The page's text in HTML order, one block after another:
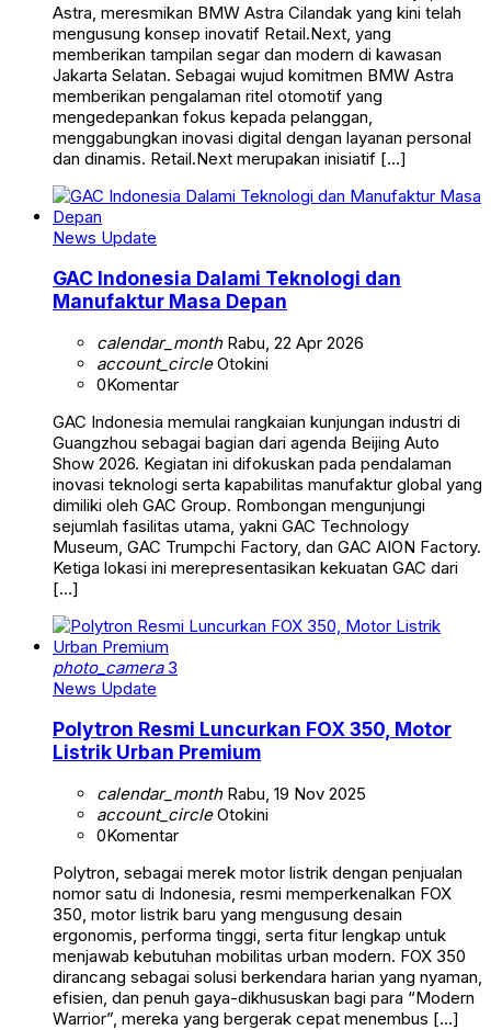
Astra, meresmikan BMW Astra Cilandak yang kini telah
mengusung konsep inovatif Retail.Next, yang
memberikan tampilan segar dan modern di kawasan
Jakarta Selatan. Sebagai wujud komitmen BMW Astra
memberikan pengalaman ritel otomotif yang
mengedepankan fokus kepada pelanggan,
menggabungkan inovasi digital dengan layanan personal
dan dinamis. Retail.Next merupakan inisiatif […]
News Update
GAC Indonesia Dalami Teknologi dan
Manufaktur Masa Depan
calendar_monthRabu, 22 Apr 2026
account_circleOtokini
0Komentar
GAC Indonesia memulai rangkaian kunjungan industri di
Guangzhou sebagai bagian dari agenda Beijing Auto
Show 2026. Kegiatan ini difokuskan pada pendalaman
inovasi teknologi serta kapabilitas manufaktur global yang
dimiliki oleh GAC Group. Rombongan mengunjungi
sejumlah fasilitas utama, yakni GAC Technology
Museum, GAC Trumpchi Factory, dan GAC AION Factory.
Ketiga lokasi ini merepresentasikan kekuatan GAC dari
[…]
photo_camera3
News Update
Polytron Resmi Luncurkan FOX 350, Motor
Listrik Urban Premium
calendar_monthRabu, 19 Nov 2025
account_circleOtokini
0Komentar
Polytron, sebagai merek motor listrik dengan penjualan
nomor satu di Indonesia, resmi memperkenalkan FOX
350, motor listrik baru yang mengusung desain
ergonomis, performa tinggi, serta fitur lengkap untuk
menjawab kebutuhan mobilitas urban modern. FOX 350
dirancang sebagai solusi berkendara harian yang nyaman,
efisien, dan penuh gaya-dikhususkan bagi para “Modern
Warrior”, mereka yang bergerak cepat menembus […]